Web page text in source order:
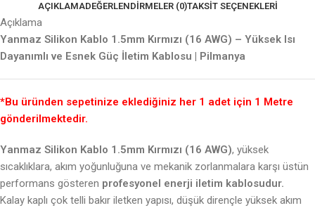
AÇIKLAMADEĞERLENDIRMELER (0)TAKSIT SEÇENEKLERI
Açıklama
Yanmaz Silikon Kablo 1.5mm Kırmızı (16 AWG) – Yüksek Isı
Dayanımlı ve Esnek Güç İletim Kablosu | Pilmanya
*Bu üründen sepetinize eklediğiniz her 1 adet için 1 Metre
gönderilmektedir.
Yanmaz Silikon Kablo 1.5mm Kırmızı (16 AWG), yüksek
sıcaklıklara, akım yoğunluğuna ve mekanik zorlanmalara karşı üstün
performans gösteren profesyonel enerji iletim kablosudur.
Kalay kaplı çok telli bakır iletken yapısı, düşük dirençle yüksek akım